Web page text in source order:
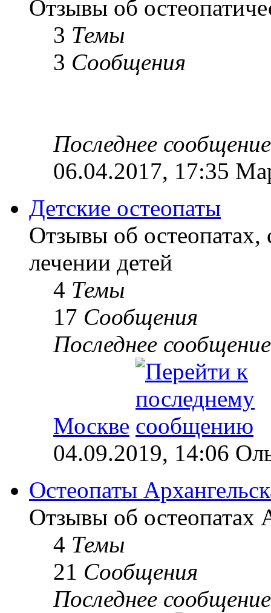
Отзывы об
3 Темы
3 Сообщения
Последнее сообщение
06.04.2017, 17:35
Детские остеопаты
Отзывы об
лечении детей
4 Темы
17 Сообщения
Последнее сообщение
Москве
04.09.2019, 14:06
Остеопаты
Отзывы об остеопатах
4 Темы
21 Сообщения
Последнее сообщение